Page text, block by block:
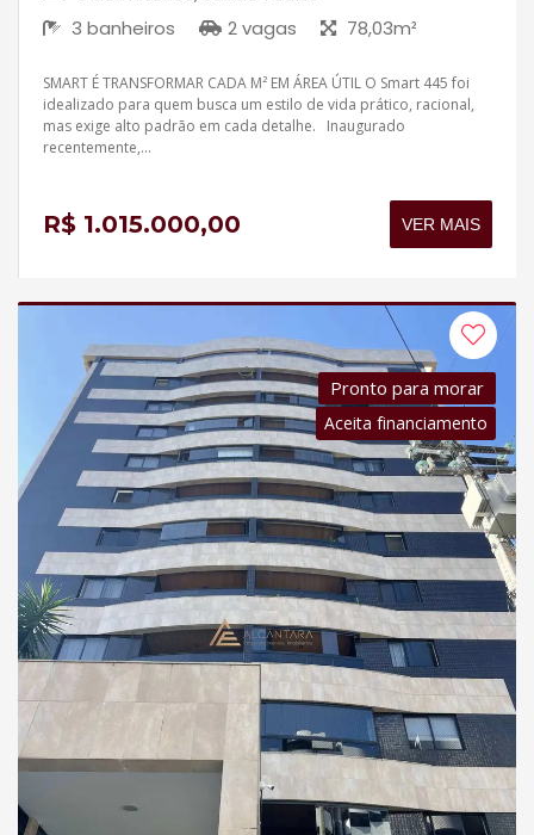
3 banheiros
2 vagas 78,03m²
SMART É TRANSFORMAR CADA M² EM ÁREA ÚTIL O Smart 445 foi
idealizado para quem busca um estilo de vida prático, racional,
mas exige alto padrão em cada detalhe. Inaugurado
recentemente,...
R$ 1.015.000,00 VER MAIS
Pronto para morar
Aceita financiamento